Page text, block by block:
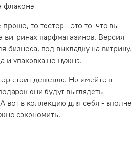
флаконе
то тестер - это то, что вы
витринах парфмагазинов. Версия
бизнеса, под выкладку на витрину.
и упаковка не нужна.
стоит дешевле. Но имейте в
они будут выглядеть
вот в коллекцию для себя - вполне
сэкономить.